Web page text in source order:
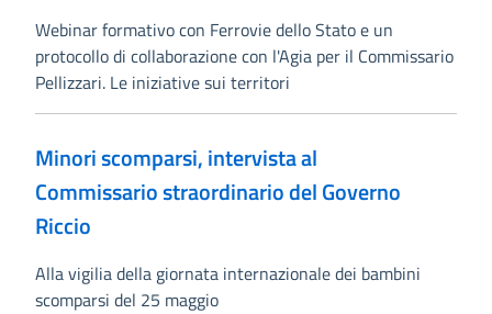
Webinar formativo con Ferrovie dello Stato e un
protocollo di collaborazione con l'Agia per il Commissario
Pellizzari. Le iniziative sui territori
Minori scomparsi, intervista al
Commissario straordinario del Governo
Riccio
Alla vigilia della giornata internazionale dei bambini
scomparsi del 25 maggio